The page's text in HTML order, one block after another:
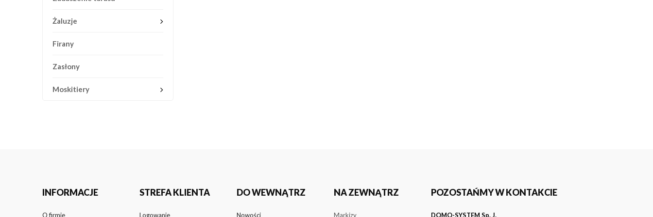
Żaluzje
Firany
Zasłony
Moskitiery
INFORMACJE
O firmie
STREFA KLIENTA
Logowanie
DO WEWNĄTRZ
Nowości
NA ZEWNĄTRZ
Markizy
POZOSTAŃMY W KONTAKCIE
DOMO-SYSTEM Sp. J.